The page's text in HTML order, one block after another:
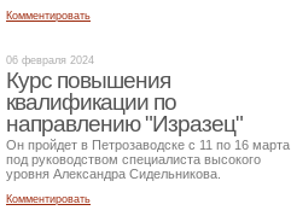
Комментировать
06 февраля 2024
Курс повышения
квалификации по
направлению "Изразец"
Он пройдет в Петрозаводске с 11 по 16 марта
под руководством специалиста высокого
уровня Александра Сидельникова.
Комментировать